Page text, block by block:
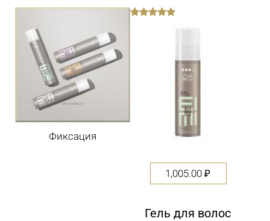
Фиксация
1,005.00₽
Гель для волос